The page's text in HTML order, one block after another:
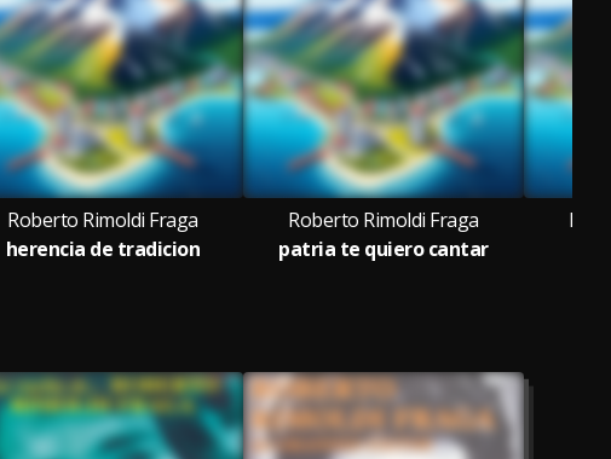
Roberto Rimoldi Fraga
herencia de tradicion
Roberto Rimoldi Fraga
patria te quiero cantar